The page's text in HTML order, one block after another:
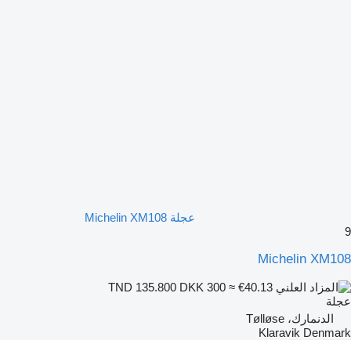
عجلة Michelin XM108
9
Michelin XM108
DKK 300 ≈ €40.13
عجلة
الدنمارك، Tølløse
Klaravik Denmark